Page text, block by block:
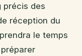
précis des
réception du
le temps